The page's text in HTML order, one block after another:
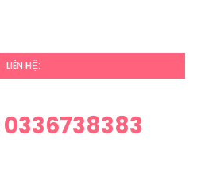
LIÊN HỆ:
0336738383